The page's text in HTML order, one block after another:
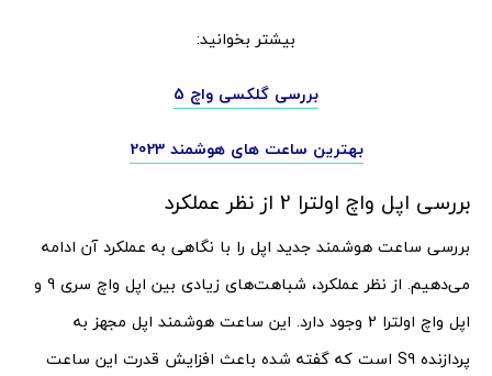
بیشتر بخوانید:
بررسی گلکسی واچ 5
بهترین ساعت های هوشمند 2023
بررسی اپل واچ اولترا 2 از نظر عملکرد
بررسی ساعت هوشمند جدید اپل را با نگاهی به عملکرد آن ادامه
می‌دهیم. از نظر عملکرد، شباهت‌های زیادی بین اپل واچ سری 9 و
اپل واچ اولترا 2 وجود دارد. این ساعت هوشمند اپل مجهز به
پردازنده S9 است که گفته شده باعث افزایش قدرت این ساعت